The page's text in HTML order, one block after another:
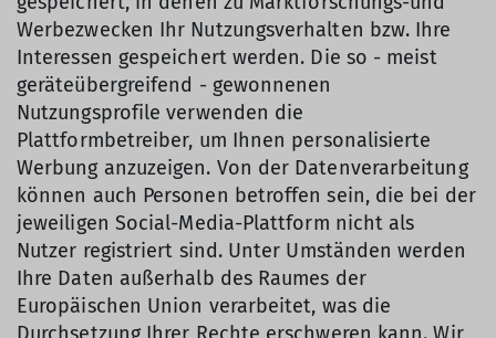
Werbezwecken Ihr Nutzungsverhalten bzw. Ihre
Interessen gespeichert werden. Die so - meist
geräteübergreifend - gewonnenen
Nutzungsprofile verwenden die
Plattformbetreiber, um Ihnen personalisierte
Werbung anzuzeigen. Von der Datenverarbeitung
können auch Personen betroffen sein, die bei der
jeweiligen Social-Media-Plattform nicht als
Nutzer registriert sind. Unter Umständen werden
Ihre Daten außerhalb des Raumes der
Europäischen Union verarbeitet, was die